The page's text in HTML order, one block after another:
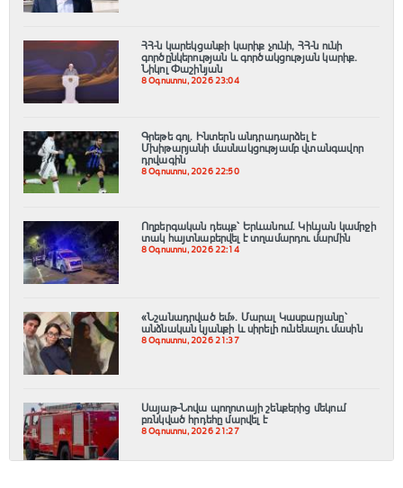
ՀՀ-ն կարեկցանքի կարիք չունի, ՀՀ-ն ունի
գործընկերության և գործակցության կարիք․
Նիկոլ Փաշինյան
8 Օգոստոս, 2026 23:04
Գրեթե գոլ. Ինտերն անդրադարձել է
Մխիթարյանի մասնակցությամբ վտանգավոր
դրվագին
8 Օգոստոս, 2026 22:50
Ողբերգական դեպք՝ Երևանում․ Կիևյան կամրջի
տակ հայտնաբերվել է տղամարդու մարմին
8 Օգոստոս, 2026 22:14
«Նշանադրված եմ». Մարալ Կասբարյանը՝
անձնական կյանքի և սիրելի ունենալու մասին
8 Օգոստոս, 2026 21:37
Սայաթ-Նովա պողոտայի շենքերից մեկում
բռնկված հրդեհը մարվել է
8 Օգոստոս, 2026 21:27